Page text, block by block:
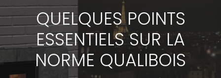
INSERTS À GRANULÉS
ACTUALITÉSQUELQUES POINTS
ESSENTIELS SUR LA
NORME QUALIBOIS